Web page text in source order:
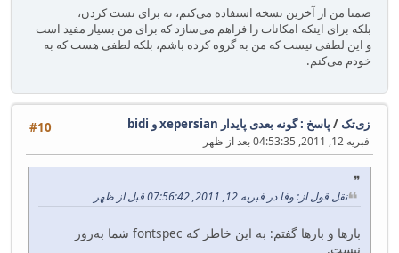
ضمنا من از آخرین نسخه استفاده می‌کنم، نه برای تست کردن،
بلکه برای اینکه امکانات را فراهم می‌سازد که برای من بسیار مفید است
و این لطفی نیست که من به گروه کرده باشم، بلکه لطفی هست که به
خودم می‌کنم.
#10 زی‌تک/ پاسخ : گونه بعدی پایدار xepersian و bidi
فبریه 12, 2011, 04:53:35 بعد از ظهر
نقل قول از: وفا در فبریه 12, 2011, 07:56:42 قبل از ظهر
بارها و بارها گفتم: به این خاطر که fontspec شما به‌روز
نیست.